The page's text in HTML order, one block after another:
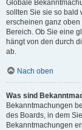
Globale
sollten Sie sie so bald
erscheinen ganz
Bereich. Ob Sie eine
hängt von den durch
ab.
Nach oben
Was sind
Bekanntmachungen
des Boards, in dem
Bekanntmachungen